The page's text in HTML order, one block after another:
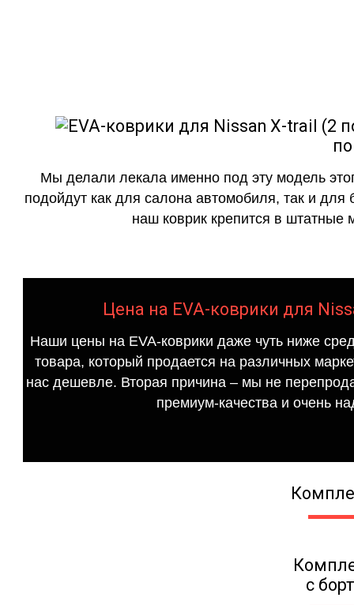
Мы делали лекала именно под эту модель
подойдут как для салона автомобиля, так и для
наш коврик крепится в штатные
Цена на EVA-коврики для
Наши цены на EVA-коврики даже чуть ниже
товара, который продается на различных
нас дешевле. Вторая причина – мы не
премиум-качества и очень
с